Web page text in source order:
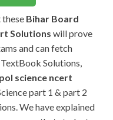
these Bihar Board
Solutions will prove
and can fetch
Solutions,
science ncert
part 1 & part 2
We have explained